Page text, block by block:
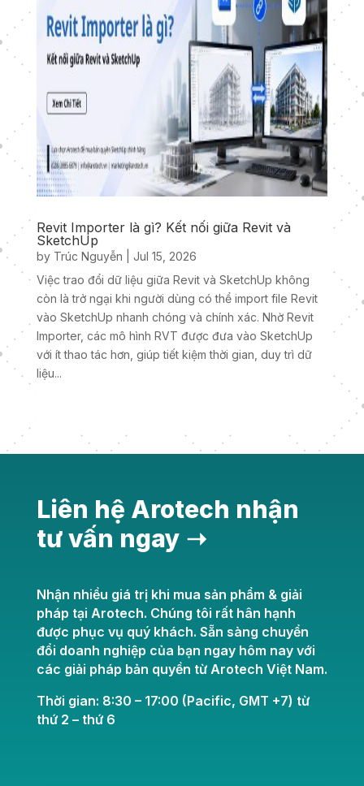
Revit Importer là gì? Kết nối giữa Revit và
SketchUp
by Trúc Nguyễn
Jul 15, 2026
Việc trao đổi dữ liệu giữa Revit và SketchUp không
còn là trở ngại khi người dùng có thể import file Revit
vào SketchUp nhanh chóng và chính xác. Nhờ Revit
Importer, các mô hình RVT được đưa vào SketchUp
với ít thao tác hơn, giúp tiết kiệm thời gian, duy trì dữ
liệu...
Liên hệ Arotech nhận
tư vấn ngay ➝
Nhận nhiều giá trị khi mua sản phẩm & giải
pháp tại Arotech. Chúng tôi rất hân hạnh
được phục vụ quý khách. Sẵn sàng chuyển
đổi doanh nghiệp của bạn ngay hôm nay với
các giải pháp bản quyền từ Arotech Việt Nam.
Thời gian: 8:30 – 17:00 (Pacific, GMT +7) từ
thứ 2 – thứ 6